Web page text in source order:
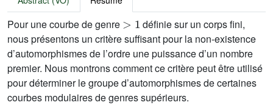
Pour une courbe de genre
1
définie sur un corps fini,
nous présentons un critère suffisant pour la non-existence
d’automorphismes de l’ordre une puissance d’un nombre
premier. Nous montrons comment ce critère peut être utilisé
pour déterminer le groupe d’automorphismes de certaines
courbes modulaires de genres supérieurs.